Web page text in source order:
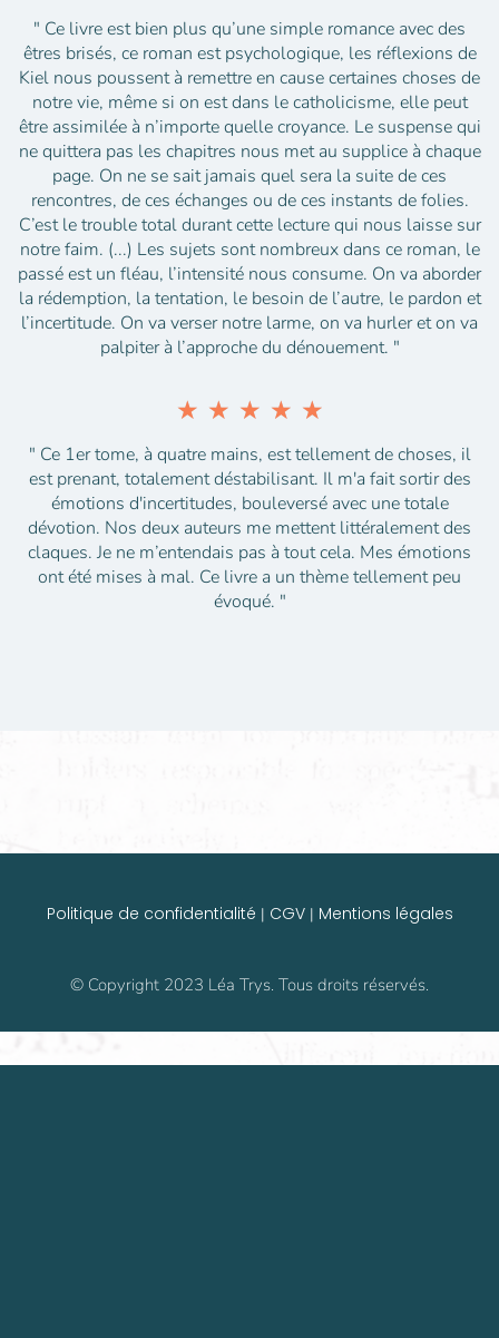
" Ce livre est bien plus qu’une simple romance avec des
êtres brisés, ce roman est psychologique, les réflexions de
Kiel nous poussent à remettre en cause certaines choses de
notre vie, même si on est dans le catholicisme, elle peut
être assimilée à n’importe quelle croyance. Le suspense qui
ne quittera pas les chapitres nous met au supplice à chaque
page. On ne se sait jamais quel sera la suite de ces
rencontres, de ces échanges ou de ces instants de folies.
C’est le trouble total durant cette lecture qui nous laisse sur
notre faim. (...) Les sujets sont nombreux dans ce roman, le
passé est un fléau, l’intensité nous consume. On va aborder
la rédemption, la tentation, le besoin de l’autre, le pardon et
l’incertitude. On va verser notre larme, on va hurler et on va
palpiter à l’approche du dénouement. "
★ ★ ★ ★ ★
" Ce 1er tome, à quatre mains, est tellement de choses, il
est prenant, totalement déstabilisant. Il m'a fait sortir des
émotions d'incertitudes, bouleversé avec une totale
dévotion. Nos deux auteurs me mettent littéralement des
claques. Je ne m’entendais pas à tout cela. Mes émotions
ont été mises à mal. Ce livre a un thème tellement peu
évoqué. "
Politique de confidentialité | CGV| Mentions légales
© Copyright 2023 Léa Trys. Tous droits réservés.